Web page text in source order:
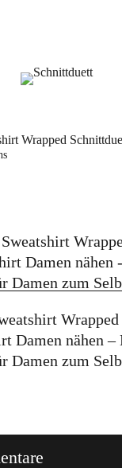
Home
Sewalong
zur
Danke
Wrapped
Damen nähen –
Damen zum